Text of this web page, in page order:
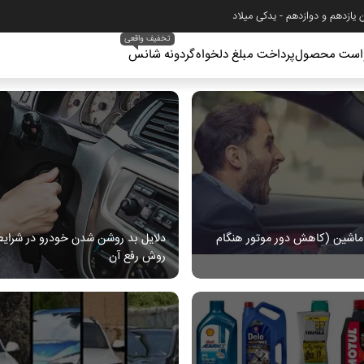
یازدهم و دوازدهم - یدکی میلاد
جلوبندی و تعلیق
پک جلوبندی و تعلیق
لوازم جلوبندی و تعلیق
پلوس
فرمان
طبق
چرخ جلو
چرخ
دیسک چرخ
سرپلوس و مشعلی
لوازم موتوری
لوازم گیربکس
سایر لوازم موتوری
زنجیر سفت کن
پولی(فولی)
یاتاقان
دیسک و صفحه
پمپ ها
میل لنگ و میل سوپاپ
بوش و پیستون
لوازم برقی
آفتامات
سایر لوازم برقی
موتور برقی
سوکت
چراغ
لامپ
سیم کشی
شمع و وایر
سنسورجات
کلید ها
دسته برف پاک کن
محصولپرداخت مبلغ دلخواهگردونه شانس
تخفیف واقعی
(کاهش دور موتور هنگام
دلایل بد روشن شدن خودرو در
روش رفع آن